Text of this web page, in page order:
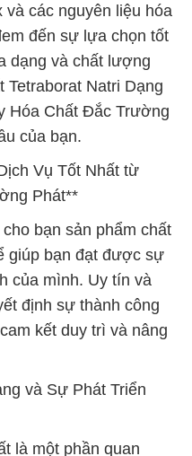
các nguyên liệu hóa
đến sự lựa chọn tốt
dạng và chất lượng
Tetraborat Natri Dạng
Hóa Chất Đắc Trường
của bạn.
Vụ Tốt Nhất từ
Phát**
bạn sản phẩm chất
giúp bạn đạt được sự
của mình. Uy tín và
định sự thành công
kết duy trì và nâng
và Sự Phát Triển
là một phần quan